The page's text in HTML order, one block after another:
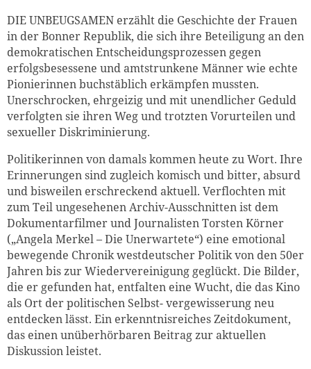
DIE UNBEUGSAMEN erzählt die Geschichte der Frauen
in der Bonner Republik, die sich ihre Beteiligung an den
demokratischen Entscheidungsprozessen gegen
erfolgsbesessene und amtstrunkene Männer wie echte
Pionierinnen buchstäblich erkämpfen mussten.
Unerschrocken, ehrgeizig und mit unendlicher Geduld
verfolgten sie ihren Weg und trotzten Vorurteilen und
sexueller Diskriminierung.
Politikerinnen von damals kommen heute zu Wort. Ihre
Erinnerungen sind zugleich komisch und bitter, absurd
und bisweilen erschreckend aktuell. Verflochten mit
zum Teil ungesehenen Archiv-Ausschnitten ist dem
Dokumentarfilmer und Journalisten Torsten Körner
(„Angela Merkel – Die Unerwartete“) eine emotional
bewegende Chronik westdeutscher Politik von den 50er
Jahren bis zur Wiedervereinigung geglückt. Die Bilder,
die er gefunden hat, entfalten eine Wucht, die das Kino
als Ort der politischen Selbst- vergewisserung neu
entdecken lässt. Ein erkenntnisreiches Zeitdokument,
das einen unüberhörbaren Beitrag zur aktuellen
Diskussion leistet.